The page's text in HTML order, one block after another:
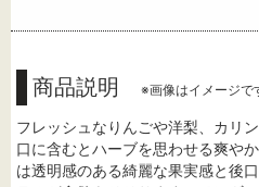
商品説明 ※画像はイメージで
フレッシュなりんごや洋梨、カリ
口に含むとハーブを思わせる爽や
は透明感のある綺麗な果実感と後